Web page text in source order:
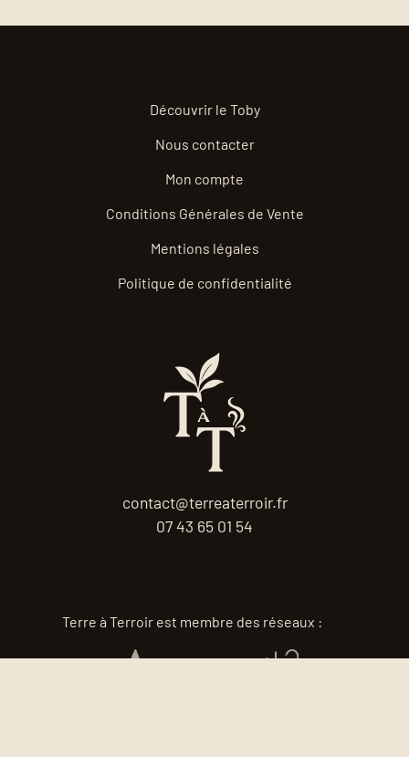
Découvrir le Toby
Nous contacter
Mon compte
Conditions Générales de Vente
Mentions légales
Politique de confidentialité
contact@terreaterroir.fr
07 43 65 01 54
Terre à Terroir est membre des réseaux :